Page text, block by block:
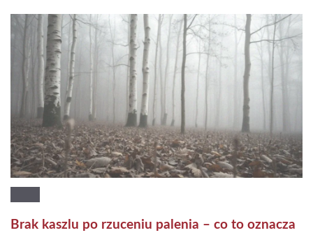
Brak kaszlu po rzuceniu palenia – co to oznacza